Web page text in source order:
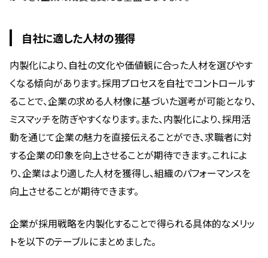
自社に適した人材の獲得
内製化により、自社の文化や価値観に合った人材を選びやす
くなる傾向があります。採用プロセスを自社でコントロールす
ることで、企業の求める人材像に基づいた選考が可能となり、
ミスマッチを防ぎやすくなります。また、内製化により、採用活
動を通じて企業の魅力を直接伝えることができ、求職者に対
する企業の印象を向上させることが期待できます。これによ
り、企業はより適した人材を獲得し、組織のパフォーマンスを
向上させることが期待できます。
企業が採用戦略を内製化することで得られる具体的なメリッ
トを以下のテーブルにまとめました。